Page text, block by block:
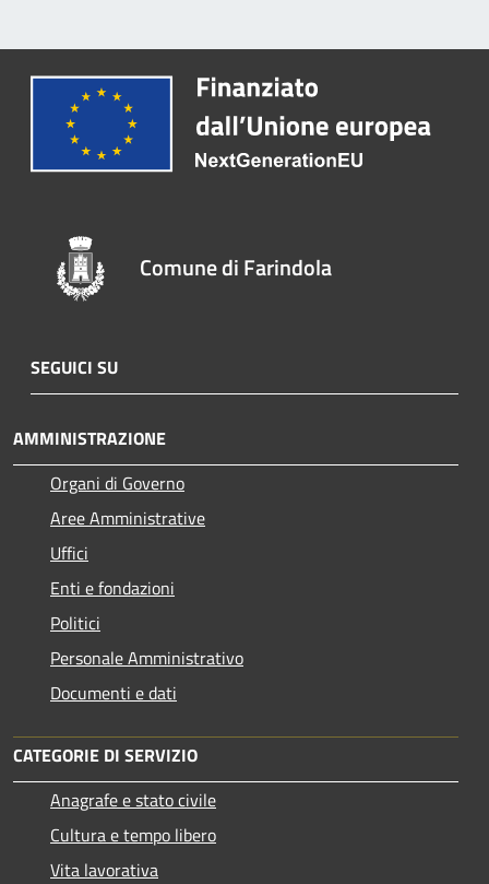
Comune di Farindola
SEGUICI SU
AMMINISTRAZIONE
Organi di Governo
Aree Amministrative
Uffici
Enti e fondazioni
Politici
Personale Amministrativo
Documenti e dati
CATEGORIE DI SERVIZIO
Anagrafe e stato civile
Cultura e tempo libero
Vita lavorativa